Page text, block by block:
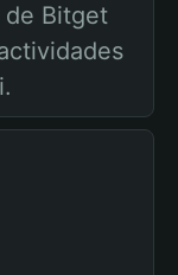
de Bitget